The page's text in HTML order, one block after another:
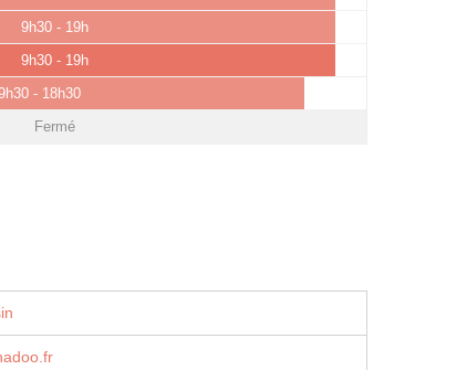
9h30 - 19h
9h30 - 19h
- 18h30
Fermé